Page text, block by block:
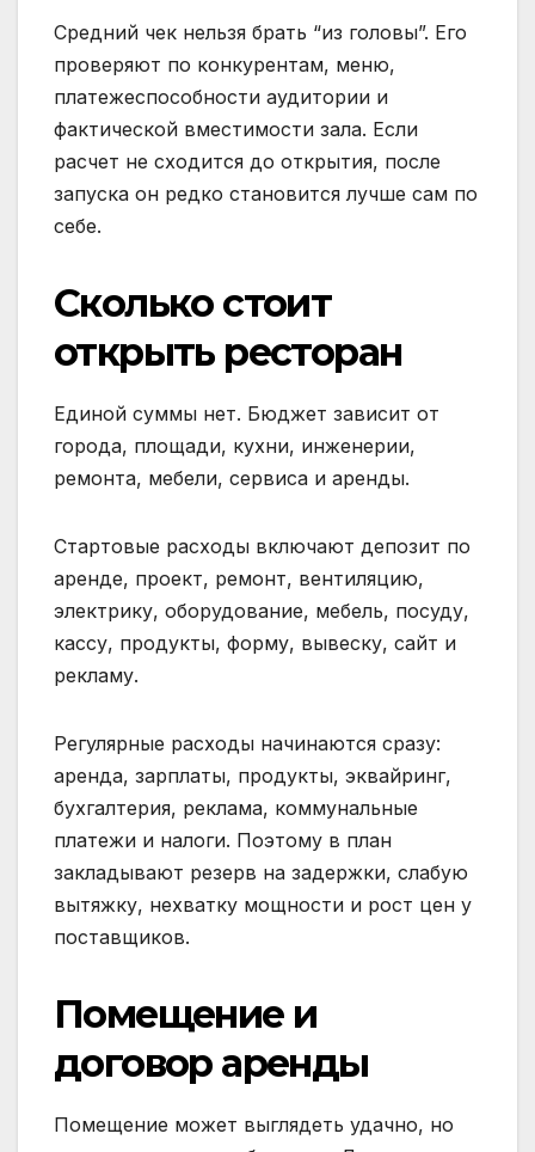
Средний чек нельзя брать “из головы”. Его
проверяют по конкурентам, меню,
платежеспособности аудитории и
фактической вместимости зала. Если
расчет не сходится до открытия, после
запуска он редко становится лучше сам по
себе.
Сколько стоит
открыть ресторан
Единой суммы нет. Бюджет зависит от
города, площади, кухни, инженерии,
ремонта, мебели, сервиса и аренды.
Стартовые расходы включают депозит по
аренде, проект, ремонт, вентиляцию,
электрику, оборудование, мебель, посуду,
кассу, продукты, форму, вывеску, сайт и
рекламу.
Регулярные расходы начинаются сразу:
аренда, зарплаты, продукты, эквайринг,
бухгалтерия, реклама, коммунальные
платежи и налоги. Поэтому в план
закладывают резерв на задержки, слабую
вытяжку, нехватку мощности и рост цен у
поставщиков.
Помещение и
договор аренды
Помещение может выглядеть удачно, но